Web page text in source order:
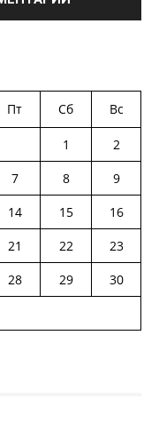
Пт Сб Вс
1
2
7 8
9
14 15
16
21 22
23
28 29
30